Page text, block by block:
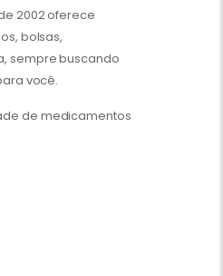
2002 oferece
bolsas,
sempre buscando
você.
de medicamentos